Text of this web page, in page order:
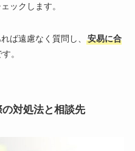
ックします。
ば遠慮なく質問し、
安易に合
。
対処法と相談先